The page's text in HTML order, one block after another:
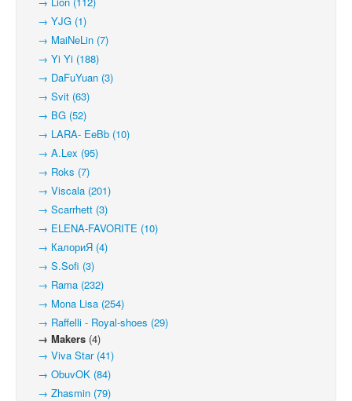
→ YJG (1)
→ MaiNeLin (7)
→ Yi Yi (188)
→ DaFuYuan (3)
→ Svit (63)
→ BG (52)
→ LARA- EeBb (10)
→ A.Lex (95)
→ Roks (7)
→ Viscala (201)
→ Scarrhett (3)
→ ELENA-FAVORITE (10)
→ КалориЯ (4)
→ S.Sofi (3)
→ Rama (232)
→ Mona Lisa (254)
→ Raffelli - Royal-shoes (29)
→ Makers (4)
→ Viva Star (41)
→ ObuvOK (84)
→ Zhasmin (79)